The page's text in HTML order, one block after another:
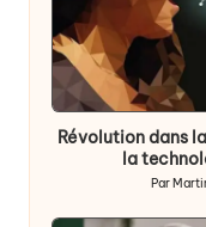
Posted
in
Révolution dans
la
Publié
par
Par